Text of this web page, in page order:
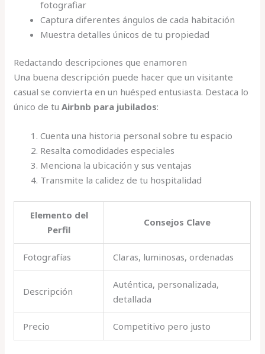
fotografiar
Captura diferentes ángulos de cada habitación
Muestra detalles únicos de tu propiedad
Redactando descripciones que enamoren
Una buena descripción puede hacer que un visitante
casual se convierta en un huésped entusiasta. Destaca lo
único de tuAirbnb para jubilados:
Cuenta una historia personal sobre tu espacio
Resalta comodidades especiales
Menciona la ubicación y sus ventajas
Transmite la calidez de tu hospitalidad
Elemento del
Perfil
Consejos Clave
Fotografías Claras, luminosas, ordenadas
Descripción
Auténtica, personalizada,
detallada
Precio Competitivo pero justo